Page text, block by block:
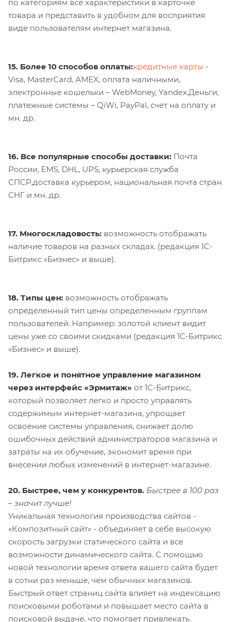
по категориям все характеристики в карточке
товара и представить в удобном для восприятия
виде пользователям интернет магазина.
15. Более 10 способов оплаты:кредитные карты -
Visa, MasterCard, AMEX, оплата наличными,
электронные кошельки – WebMoney, Yandex.Деньги,
платежные системы – QiWi, PayPal, счет на оплату и
мн. др.
16. Все популярные способы доставки: Почта
России, EMS, DHL, UPS, курьерская служба
СПСР,доставка курьером, национальная почта стран
СНГ и мн. др.
17. Многоскладовость: возможность отображать
наличие товаров на разных складах. (редакция 1С-
Битрикс «Бизнес» и выше).
18. Типы цен: возможность отображать
определенный тип цены определенным группам
пользователей. Например: золотой клиент видит
цены уже со своими скидками (редакция 1С-Битрикс
«Бизнес» и выше).
19. Легкое и понятное управление магазином
через интерфейс «Эрмитаж» от 1С-Битрикс,
который позволяет легко и просто управлять
содержимым интернет-магазина, упрощает
освоение системы управления, снижает долю
ошибочных действий администраторов магазина и
затраты на их обучение, экономит время при
внесении любых изменений в интернет-магазине.
20. Быстрее, чем у конкурентов. Быстрее в 100 раз
– значит лучше!
Уникальная технология производства сайтов -
«Композитный сайт» - объединяет в себе высокую
скорость загрузки статического сайта и все
возможности динамического сайта. С помощью
новой технологии время ответа вашего сайта будет
в сотни раз меньше, чем обычных магазинов.
Быстрый ответ страниц сайта влияет на индексацию
поисковыми роботами и повышает место сайта в
поисковой выдаче, что помогает привлекать